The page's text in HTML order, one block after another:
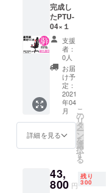
完成し
たPTU-
04×１
支援
者：
0人
お届
け予
定：
2021
年04
月
詳細を見る
こ
の
リ
タ
ー
ン
を
選
択
す
る
43,
800 円
残り
300